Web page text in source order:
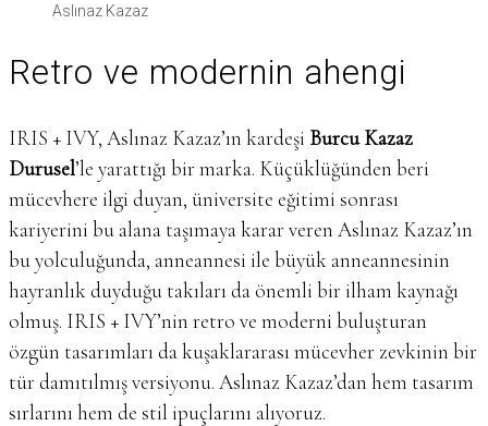
Aslınaz Kazaz
Retro ve modernin ahengi
IRIS + IVY, Aslınaz Kazaz’ın kardeşi Burcu Kazaz
Durusel’le yarattığı bir marka. Küçüklüğünden beri
mücevhere ilgi duyan, üniversite eğitimi sonrası
kariyerini bu alana taşımaya karar veren Aslınaz Kazaz’ın
bu yolculuğunda, anneannesi ile büyük anneannesinin
hayranlık duyduğu takıları da önemli bir ilham kaynağı
olmuş. IRIS + IVY’nin retro ve moderni buluşturan
özgün tasarımları da kuşaklararası mücevher zevkinin bir
tür damıtılmış versiyonu. Aslınaz Kazaz’dan hem tasarım
sırlarını hem de stil ipuçlarını alıyoruz.